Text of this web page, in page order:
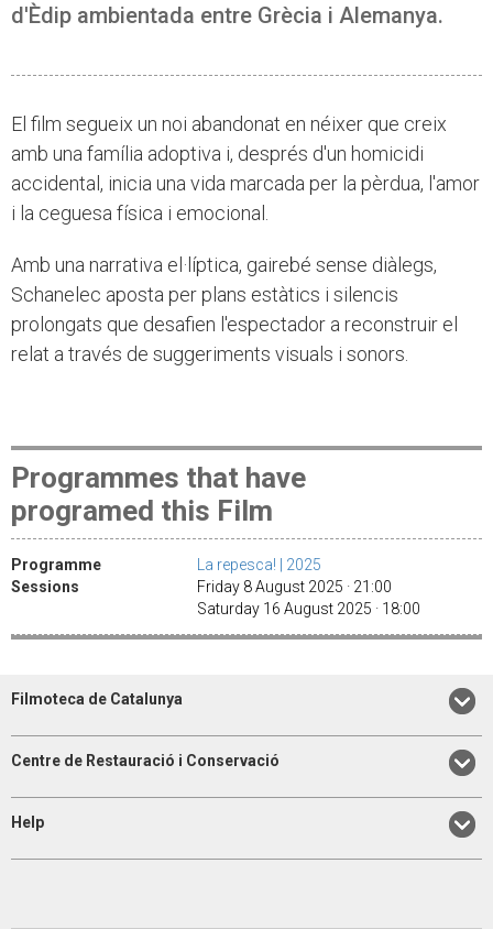
d'Èdip ambientada entre Grècia i Alemanya.
El film segueix un noi abandonat en néixer que creix
amb una família adoptiva i, després d'un homicidi
accidental, inicia una vida marcada per la pèrdua, l'amor
i la ceguesa física i emocional.
Amb una narrativa el·líptica, gairebé sense diàlegs,
Schanelec aposta per plans estàtics i silencis
prolongats que desafien l'espectador a reconstruir el
relat a través de suggeriments visuals i sonors.
Programmes that have
programed this Film
Programme
La repesca! | 2025
Sessions
Friday 8 August 2025 · 21:00
Saturday 16 August 2025 · 18:00
Filmoteca de Catalunya
Centre de Restauració i Conservació
Help